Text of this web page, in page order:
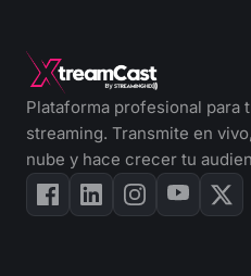
Plataforma profesional para
streaming. Transmite en
nube y hace crecer tu